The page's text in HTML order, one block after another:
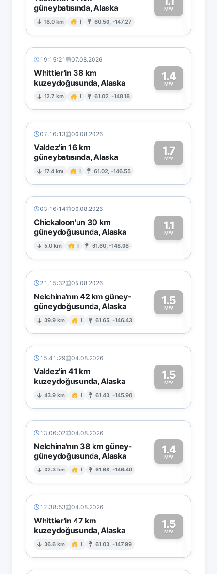
güneybatısında, Alaska
18.0 km I 60.50, -147.27
MW1
19:15:21 07.08.2026
Whittier'in 38 km
kuzeydoğusunda, Alaska
12.7 km I 61.02, -148.18
1.4
MW1
07:16:13 06.08.2026
Valdez'in 16 km
güneybatısında, Alaska
17.4 km I 61.02, -146.55
1.7
MW1
03:16:14 06.08.2026
Chickaloon'un 30 km
güneydoğusunda, Alaska
5.0 km I 61.60, -148.08
1.1
MW1
21:15:32 05.08.2026
Nelchina'nın 42 km güney-
güneydoğusunda, Alaska
39.9 km I 61.65, -146.43
1.5
MW1
15:41:29 04.08.2026
Valdez'in 41 km
kuzeydoğusunda, Alaska
43.9 km I 61.43, -145.90
1.5
MW1
13:06:02 04.08.2026
Nelchina'nın 38 km güney-
güneydoğusunda, Alaska
32.3 km I 61.68, -146.49
1.4
MW1
12:38:53 04.08.2026
Whittier'in 47 km
kuzeydoğusunda, Alaska
36.6 km I 61.03, -147.99
1.5
MW1